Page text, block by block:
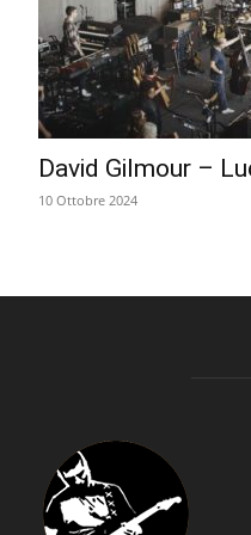
David Gilmour –
10 Ottobre 2024